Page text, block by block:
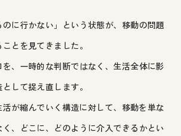
に行かない」という状態が、移動の問題
とを見てきました。
、一時的な判断ではなく、生活全体に影
して捉え直します。
活が縮んでいく構造に対して、移動を単な
、どこに、どのように介入できるかとい